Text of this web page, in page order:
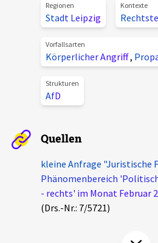
Alle Beiträge
Veranstaltungen
Pressemitteilungen
Podcasts
Über uns
Projektbeschreibung
Kontakt
Unterstützer_innen
Spenden
Regionen
Stadt Leipzig
Kontexte
Vorfallsarten
Körperlicher Angriff,
Strukturen
AfD
Quellen
kleine Anfrage "Juristische
Phänomenbereich
- rechts' im Monat Februar
(Drs.-Nr.: 7/5721)